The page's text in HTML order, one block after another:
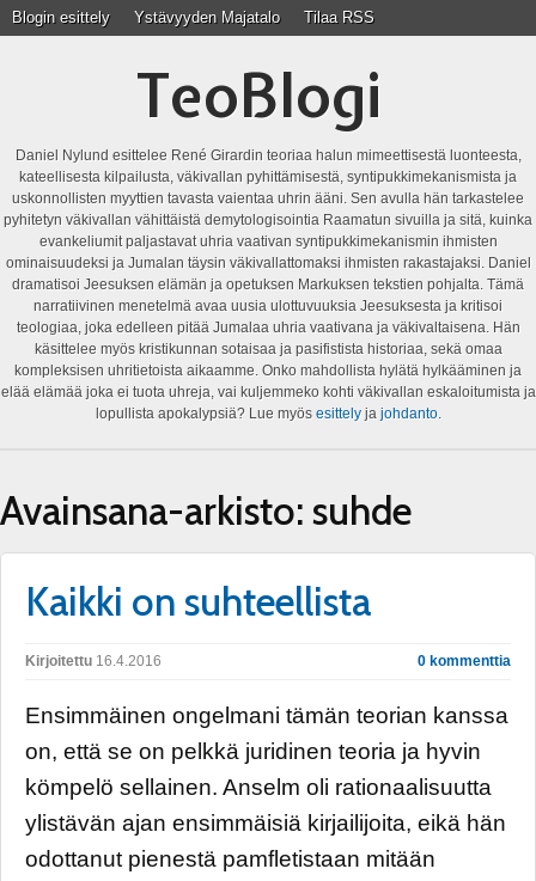
Blogin esittely Ystävyyden Majatalo Tilaa RSS
TeoBlogi
Daniel Nylund esittelee René Girardin teoriaa halun mimeettisestä luonteesta,
kateellisesta kilpailusta, väkivallan pyhittämisestä, syntipukkimekanismista ja
uskonnollisten myyttien tavasta vaientaa uhrin ääni. Sen avulla hän tarkastelee
pyhitetyn väkivallan vähittäistä demytologisointia Raamatun sivuilla ja sitä, kuinka
evankeliumit paljastavat uhria vaativan syntipukkimekanismin ihmisten
ominaisuudeksi ja Jumalan täysin väkivallattomaksi ihmisten rakastajaksi. Daniel
dramatisoi Jeesuksen elämän ja opetuksen Markuksen tekstien pohjalta. Tämä
narratiivinen menetelmä avaa uusia ulottuvuuksia Jeesuksesta ja kritisoi
teologiaa, joka edelleen pitää Jumalaa uhria vaativana ja väkivaltaisena. Hän
käsittelee myös kristikunnan sotaisaa ja pasifistista historiaa, sekä omaa
kompleksisen uhritietoista aikaamme. Onko mahdollista hylätä hylkääminen ja
elää elämää joka ei tuota uhreja, vai kuljemmeko kohti väkivallan eskaloitumista ja
lopullista apokalypsiä? Lue myös esittelyja johdanto.
Avainsana-arkisto: suhde
Kaikki on suhteellista
Kirjoitettu 16.4.2016 0 kommenttia
Ensimmäinen ongelmani tämän teorian kanssa
on, että se on pelkkä juridinen teoria ja hyvin
kömpelö sellainen. Anselm oli rationaalisuutta
ylistävän ajan ensimmäisiä kirjailijoita, eikä hän
odottanut pienestä pamfletistaan mitään